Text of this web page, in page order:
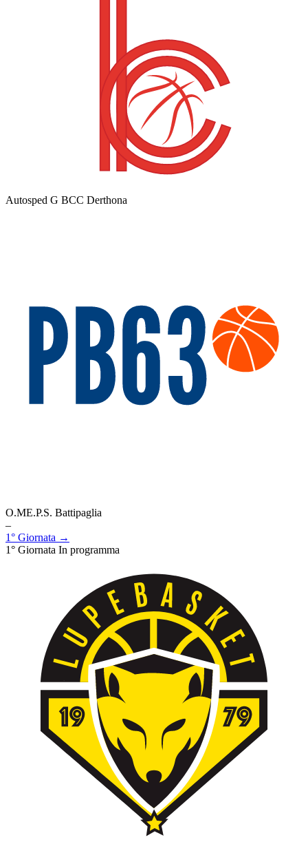
Autosped G BCC Derthona
O.ME.P.S. Battipaglia
–
1° Giornata →
1° Giornata In programma